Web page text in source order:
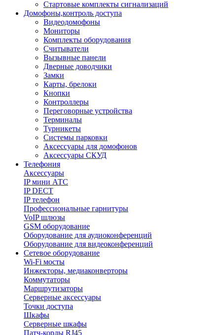
Стартовые комплекты сигнализаций
Домофоны,контроль доступа
Видеодомофоны
Мониторы
Комплекты оборудования
Считыватели
Вызывные панели
Дверные доводчики
Замки
Карты, брелоки
Кнопки
Контроллеры
Переговорные устройства
Терминалы
Турникеты
Системы парковки
Аксессуары для домофонов
Аксессуары СКУД
Телефония
Aксессуары
IP мини АТС
IP DECT
IP телефон
Профессиональные гарнитуры
VoIP шлюзы
GSM оборудование
Оборудование для аудиоконференций
Оборудование для видеоконференций
Сетевое оборудование
Wi-Fi мосты
Инжекторы, медиаконверторы
Коммутаторы
Маршрутизаторы
Серверные аксессуары
Точки доступа
Шкафы
Серверные шкафы
Патч-корды RJ45